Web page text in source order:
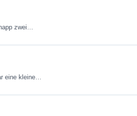
zwei…
eine kleine…